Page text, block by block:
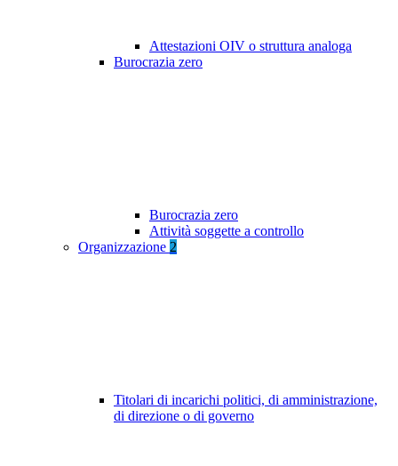
Attestazioni OIV o struttura analoga
Burocrazia zero
Burocrazia zero
Attività soggette a controllo
Organizzazione 2
Titolari di incarichi politici, di amministrazione,
di direzione o di governo